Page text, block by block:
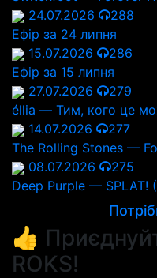
24.07.2026
288
Ефір за 24 липня
15.07.2026
286
Ефір за 15 липня
27.07.2026
279
éllia — Тим, кого це
14.07.2026
277
The Rolling Stones —
08.07.2026
275
Deep Purple — SPLAT!
👍
ROKS!